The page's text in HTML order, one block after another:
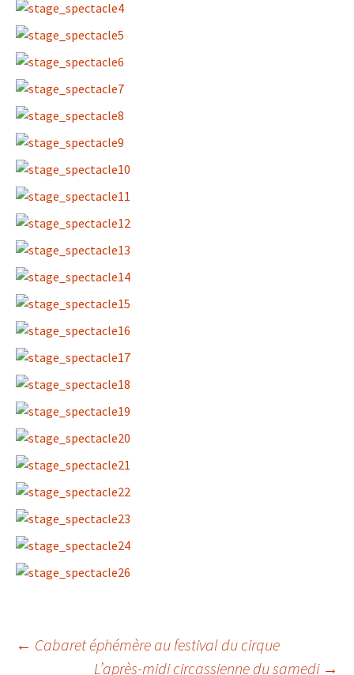
← Cabaret éphémère au festival du cirque
L’après-midi circassienne du samedi →